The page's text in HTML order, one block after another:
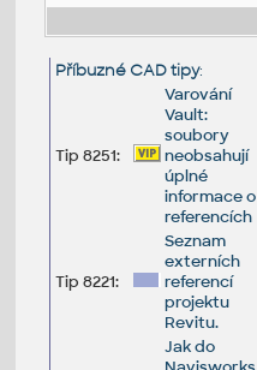
Příbuzné CAD tipy:
Tip 8251:
Varování
Vault:
soubory
neobsahují
úplné
informace o
referencích
Tip 8221:
Seznam
externích
referencí
projektu
Revitu.
Jak do